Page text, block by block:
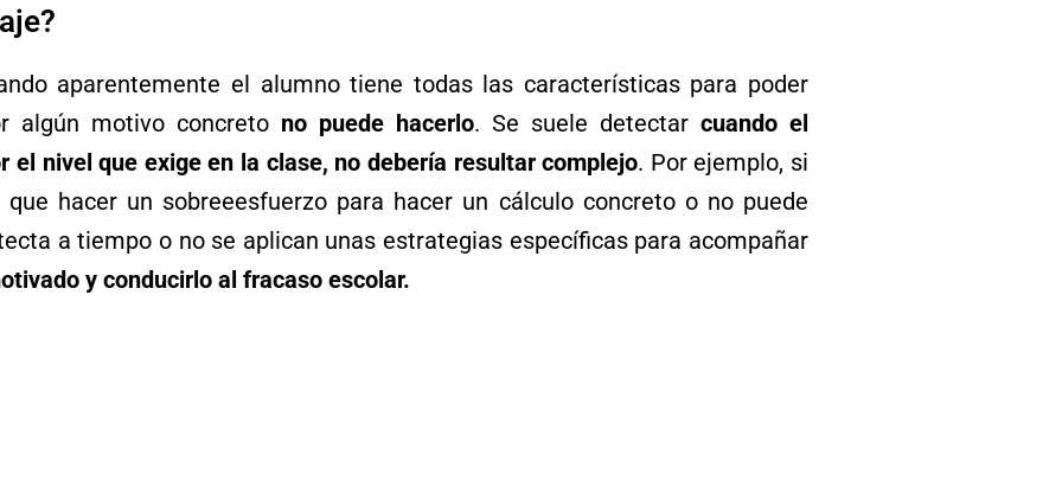
aparentemente el alumno tiene todas las características para poder
algún motivo concreto no puede hacerlo. Se suele detectar cuando el
nivel que exige en la clase, no debería resultar complejo. Por ejemplo, si
hacer un sobreeesfuerzo para hacer un cálculo concreto o no puede
a tiempo o no se aplican unas estrategias específicas para acompañar
y conducirlo al fracaso escolar.